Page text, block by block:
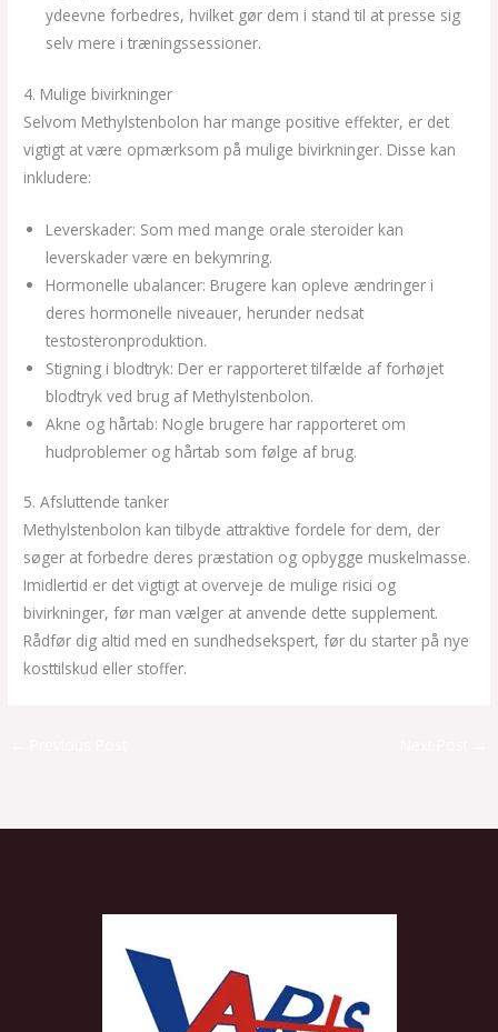
ydeevne forbedres, hvilket gør dem i stand til at presse sig
selv mere i træningssessioner.
4. Mulige bivirkninger
Selvom Methylstenbolon har mange positive effekter, er det
vigtigt at være opmærksom på mulige bivirkninger. Disse kan
inkludere:
Leverskader: Som med mange orale steroider kan
leverskader være en bekymring.
Hormonelle ubalancer: Brugere kan opleve ændringer i
deres hormonelle niveauer, herunder nedsat
testosteronproduktion.
Stigning i blodtryk: Der er rapporteret tilfælde af forhøjet
blodtryk ved brug af Methylstenbolon.
Akne og hårtab: Nogle brugere har rapporteret om
hudproblemer og hårtab som følge af brug.
5. Afsluttende tanker
Methylstenbolon kan tilbyde attraktive fordele for dem, der
søger at forbedre deres præstation og opbygge muskelmasse.
Imidlertid er det vigtigt at overveje de mulige risici og
bivirkninger, før man vælger at anvende dette supplement.
Rådfør dig altid med en sundhedsekspert, før du starter på nye
kosttilskud eller stoffer.